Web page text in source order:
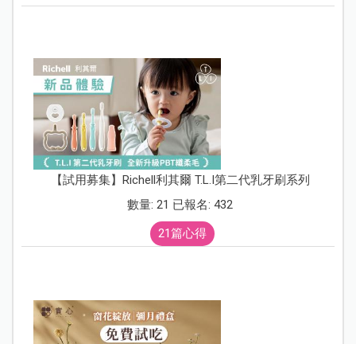
【試用募集】Richell利其爾 T.L.I第二代乳牙刷系列
數量: 21 已報名: 432
21篇心得